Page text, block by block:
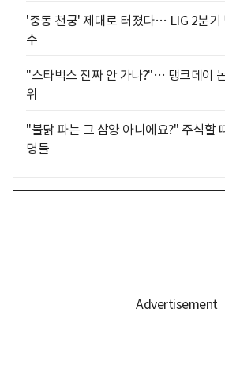
'중동 천궁' 제대로 터졌다… LIG 2분기
수
"스타벅스 진짜 안 가나?"… 탱크데이
위
"불닭 파는 그 삼양 아니에요?" 주식할
명들